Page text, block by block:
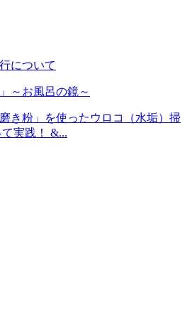
について
～お風呂の鏡～
き粉」を使ったウロコ（水垢）掃
実践！ &...